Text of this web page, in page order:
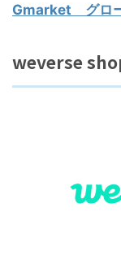
Gmarket グロー
weverse